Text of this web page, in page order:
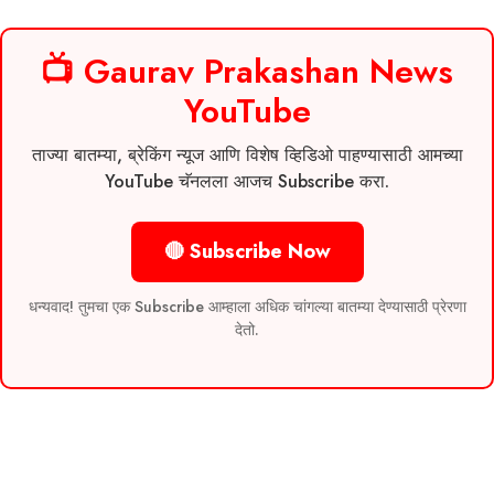
📺 Gaurav Prakashan News
YouTube
ताज्या बातम्या, ब्रेकिंग न्यूज आणि विशेष व्हिडिओ पाहण्यासाठी आमच्या
YouTube चॅनलला आजच Subscribe करा.
🔴 Subscribe Now
धन्यवाद! तुमचा एक Subscribe आम्हाला अधिक चांगल्या बातम्या देण्यासाठी प्रेरणा
देतो.